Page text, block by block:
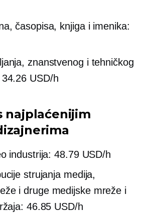
časopisa, knjiga i imenika:
znanstvenog i tehničkog
USD/h
najplaćenijim
industrija: 48.79 USD/h
strujanja medija,
i druge medijske mreže i
46.85 USD/h